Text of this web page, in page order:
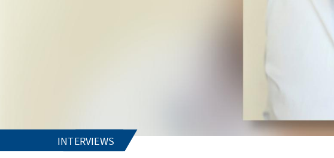
INTERVIEWS